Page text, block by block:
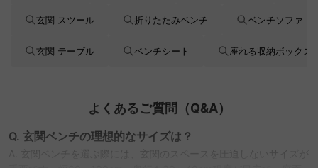
玄関 スツール 折りたたみベンチ ベンチソファ
玄関 テーブル ベンチシート 座れる収納ボックス
よくあるご質問（Q&A）
Q. 玄関ベンチの理想的なサイズは？